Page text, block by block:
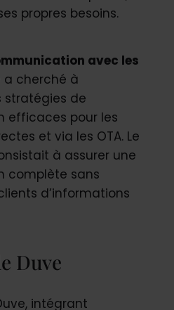
propres besoins.
avec les
a cherché à
stratégies de
efficaces pour les
et via les OTA. Le
à assurer une
complète sans
d’informations
Duve
intégrant